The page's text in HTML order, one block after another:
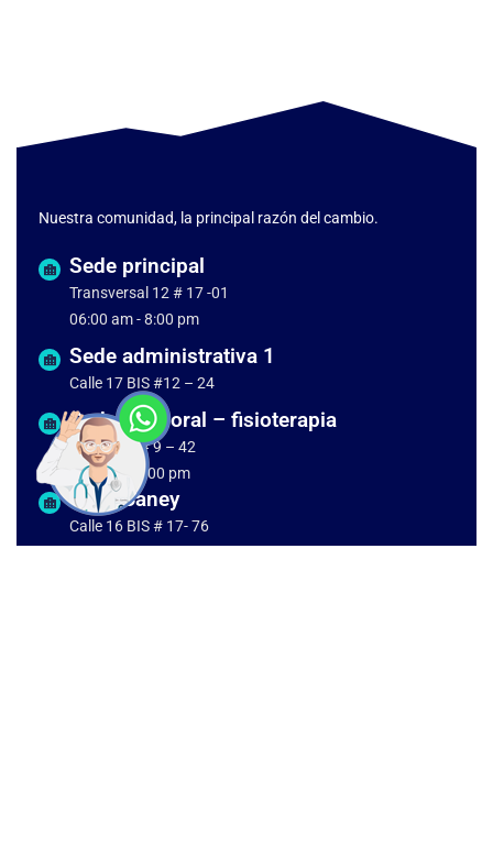
Nuestra comunidad, la principal razón del cambio.
Sede principal
Transversal 12 # 17 -01
06:00 am - 8:00 pm
Sede administrativa 1
Calle 17 BIS #12 – 24
Sede Balmoral – fisioterapia
Calle 17 A # 9 – 42
7:00 am - 5:00 pm
Sede Caney
Calle 16 BIS # 17- 76